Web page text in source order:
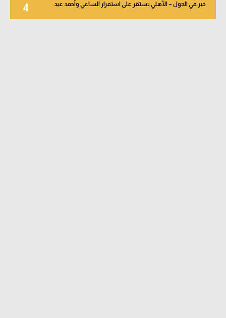
4 خبر في الجول – الأهلي يستقر على استمرار الساعي وأحمد عيد